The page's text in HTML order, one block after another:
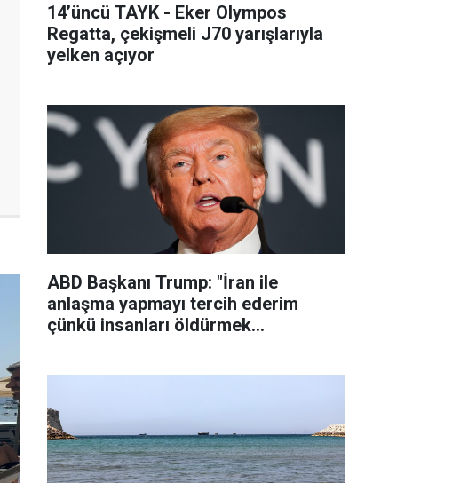
14’üncü TAYK - Eker Olympos
Regatta, çekişmeli J70 yarışlarıyla
yelken açıyor
ABD Başkanı Trump: "İran ile
anlaşma yapmayı tercih ederim
çünkü insanları öldürmek